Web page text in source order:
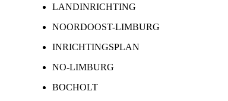
LANDINRICHTING
NOORDOOST-LIMBURG
INRICHTINGSPLAN
NO-LIMBURG
BOCHOLT